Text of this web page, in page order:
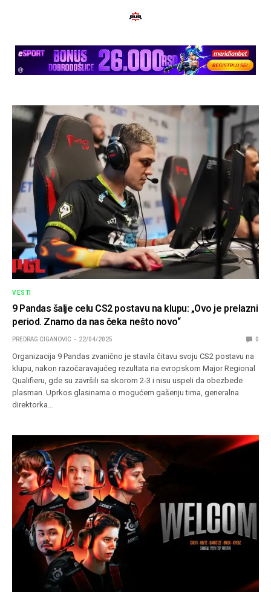
VESTI
9 Pandas šalje celu CS2 postavu na klupu: „Ovo je prelazni
period. Znamo da nas čeka nešto novo“
PREDRAG CIGANOVIC 22/04/2025 0
Organizacija 9 Pandas zvanično je stavila čitavu svoju CS2 postavu na
klupu, nakon razočaravajućeg rezultata na evropskom Major Regional
Qualifieru, gde su završili sa skorom 2-3 i nisu uspeli da obezbede
plasman. Uprkos glasinama o mogućem gašenju tima, generalna
direktorka…